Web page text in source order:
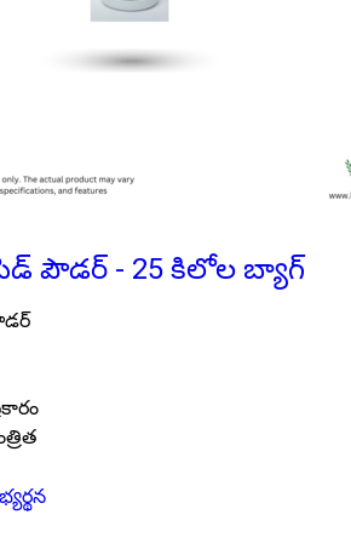
పౌడర్ - 25 కిలోల బ్యాగ్